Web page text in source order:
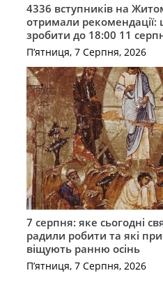
4336 вступників на
отримали рекомендації:
зробити до 18:00 11
П’ятниця, 7 Серпня, 2026
7 серпня: яке сьогодні
радили робити та які
віщують ранню осінь
П’ятниця, 7 Серпня, 2026